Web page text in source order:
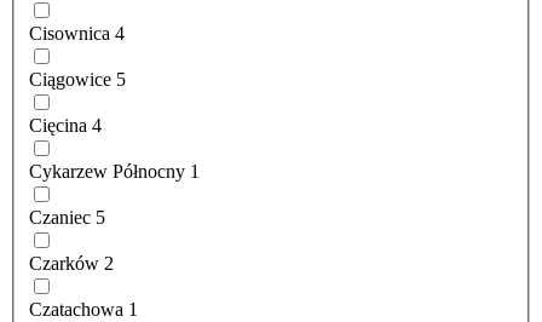
Cisownica 4
Ciągowice 5
Cięcina 4
Cykarzew Północny 1
Czaniec 5
Czarków 2
Czatachowa 1